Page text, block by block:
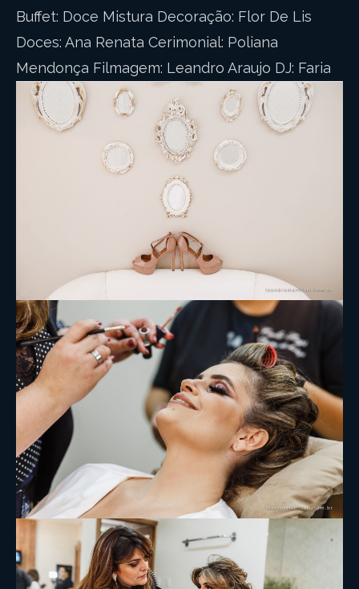
Buffet: Doce Mistura Decoração: Flor De Lis
Doces: Ana Renata Cerimonial: Poliana
Mendonça Filmagem: Leandro Araujo DJ: Faria